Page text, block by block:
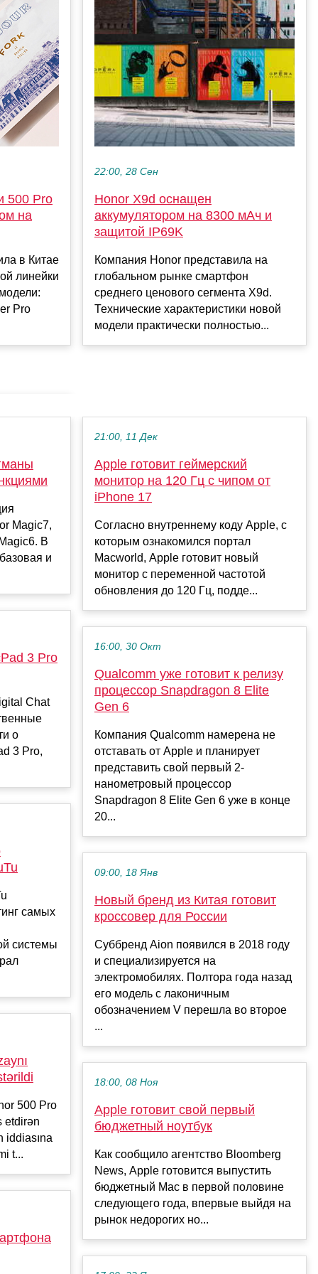
500 Pro
на
в Китае
линейки
Pro
22:00, 28 Сен
Honor X9d оснащен
аккумулятором на 8300 мАч и
защитой IP69K
Компания Honor представила на
глобальном рынке смартфон
среднего ценового сегмента X9d.
Технические характеристики новой
модели практически полностью...
Magic7,
В
и
3 Pro
Chat
о
3 Pro,
самых
системы
500 Pro
etdirən
iddiasına
t...
21:00, 11 Дек
Apple готовит геймерский
монитор на 120 Гц с чипом от
iPhone 17
Согласно внутреннему коду Apple, с
которым ознакомился портал
Macworld, Apple готовит новый
монитор с переменной частотой
обновления до 120 Гц, подде...
16:00, 30 Окт
Qualcomm уже готовит к релизу
процессор Snapdragon 8 Elite
Gen 6
Компания Qualcomm намерена не
отставать от Apple и планирует
представить свой первый 2-
нанометровый процессор
Snapdragon 8 Elite Gen 6 уже в конце
20...
09:00, 18 Янв
Новый бренд из Китая готовит
кроссовер для России
Суббренд Aion появился в 2018 году
и специализируется на
электромобилях. Полтора года назад
его модель с лаконичным
обозначением V перешла во второе
...
18:00, 08 Ноя
Apple готовит свой первый
бюджетный ноутбук
Как сообщило агентство Bloomberg
News, Apple готовится выпустить
бюджетный Mac в первой половине
следующего года, впервые выйдя на
рынок недорогих но...